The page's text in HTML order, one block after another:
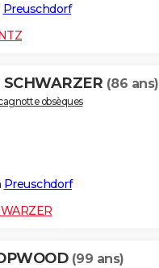
Preuschdorf
(86 ans)
obsèques
Preuschdorf
(99 ans)